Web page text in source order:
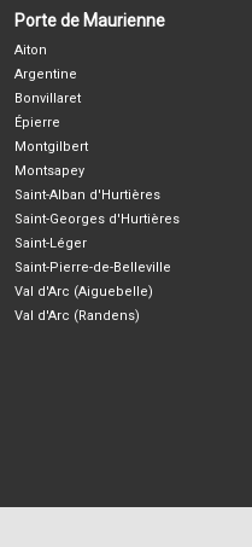
Porte de Maurienne
Aiton
Argentine
Bonvillaret
Épierre
Montgilbert
Montsapey
Saint-Alban d'Hurtières
Saint-Georges d'Hurtières
Saint-Léger
Saint-Pierre-de-Belleville
Val d'Arc (Aiguebelle)
Val d'Arc (Randens)